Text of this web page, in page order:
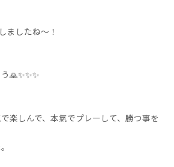
ましたね〜！
🙏✨✨✨
楽しんで、本氣でプレーして、勝つ事を